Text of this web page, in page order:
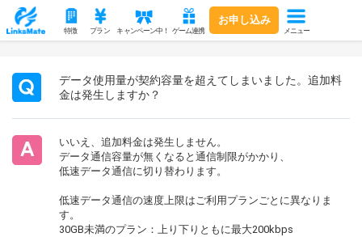
特徴 プラン キャンペーン中！ ゲーム連携
お申し込み
メニュー
データ使用量が契約容量を超えてしまいました。追加料
金は発生しますか？
いいえ、追加料金は発生しません。
データ通信容量が無くなると通信制限がかかり、
低速データ通信に切り替わります。
低速データ通信の速度上限はご利用プランごとに異なりま
す。
30GB未満のプラン：上り下りともに最大200kbps